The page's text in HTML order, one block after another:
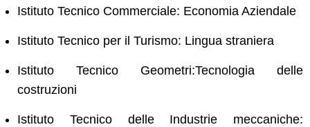
Istituto Tecnico Commerciale: Economia Aziendale
Istituto Tecnico per il Turismo: Lingua straniera
Istituto Tecnico Geometri:Tecnologia delle
costruzioni
Istituto Tecnico delle Industrie meccaniche: